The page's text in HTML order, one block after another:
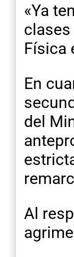
«Ya
Física
En
del
Al